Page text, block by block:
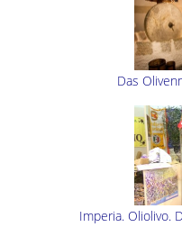
Das
Imperia. Oliolivo.